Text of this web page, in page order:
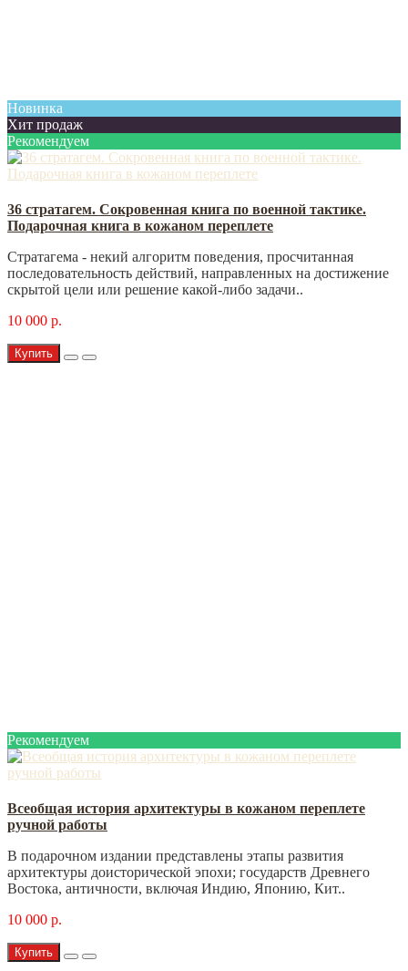
Новинка
Хит продаж
Рекомендуем
36 стратагем. Сокровенная книга по военной тактике.
Подарочная книга в кожаном переплете
Стратагема - некий алгоритм поведения, просчитанная
последовательность действий, направленных на достижение
скрытой цели или решение какой-либо задачи..
10 000 р.
Купить
Рекомендуем
Всеобщая история архитектуры в кожаном переплете
ручной работы
В подарочном издании представлены этапы развития
архитектуры доисторической эпохи; государств Древнего
Востока, античности, включая Индию, Японию, Кит..
10 000 р.
Купить